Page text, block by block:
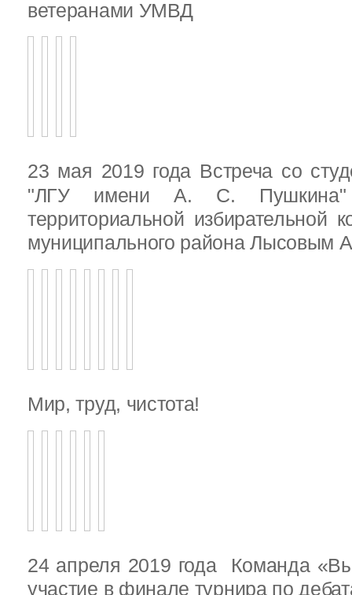
ветеранами УМВД
23 мая 2019 года Встреча со
"ЛГУ имени А. С. Пушкина"
территориальной избирательной
муниципального района Лысовым
Мир, труд, чистота!
24 апреля 2019 года Команда
участие в финале турнира по